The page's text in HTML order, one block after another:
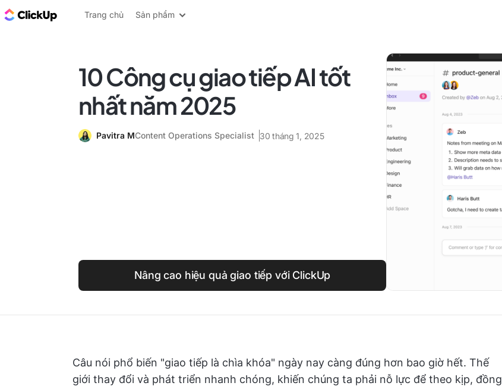
ClickUp Blog
Trang chủ Sản phẩm
10 Công cụ giao tiếp AI tốt
nhất năm 2025
Pavitra MContent Operations Specialist 30 tháng 1, 2025
Nâng cao hiệu quả giao tiếp với ClickUp
Câu nói phổ biến "giao tiếp là chìa khóa" ngày nay càng đúng hơn bao giờ hết. Thế
giới thay đổi và phát triển nhanh chóng, khiến chúng ta phải nỗ lực để theo kịp, đồng